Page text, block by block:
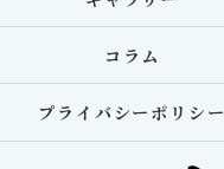
コラム
プライバシーポリシー